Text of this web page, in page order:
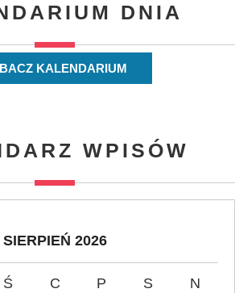
DNIA
KALENDARIUM
WPISÓW
SIERPIEŃ 2026
Ś C P S
N